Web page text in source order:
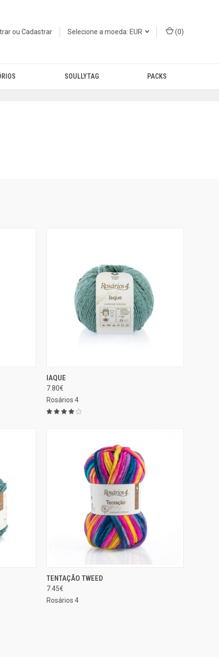
ou Cadastrar Selecione a moeda: EUR (0)
SOULLYTAG PACKS
EXIBIÇÃO RÁPIDA
Comparar
IAQUE
7.80€
Rosários 4
EXIBIÇÃO RÁPIDA
Comparar
TENTAÇÃO TWEED
7.45€
Rosários 4